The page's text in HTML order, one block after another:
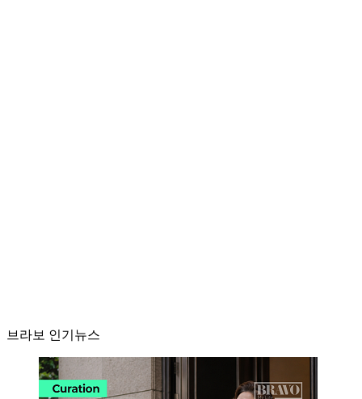
브라보 인기뉴스